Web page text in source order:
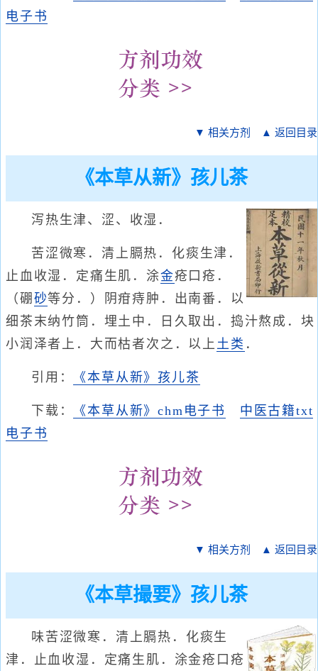
电子书
▼ 相关方剂 ▲ 返回目录
《本草从新》孩儿茶
泻热生津、涩、收湿．
苦涩微寒．清上膈热．化痰生津．
止血收湿．定痛生肌．涂金疮口疮．
（硼 砂等分．）阴疳痔肿．出南番．以
细茶末纳竹筒．埋土中．日久取出．捣汁熬成．块
小润泽者上．大而枯者次之．以上 土类 ．
引用： 《本草从新》孩儿茶
下载： 《本草从新》chm电子书
中医古籍txt
电子书
▼ 相关方剂 ▲ 返回目录
《本草撮要》孩儿茶
味苦涩微寒．清上膈热．化痰生
津．止血收湿．定痛生肌．涂金疮口疮